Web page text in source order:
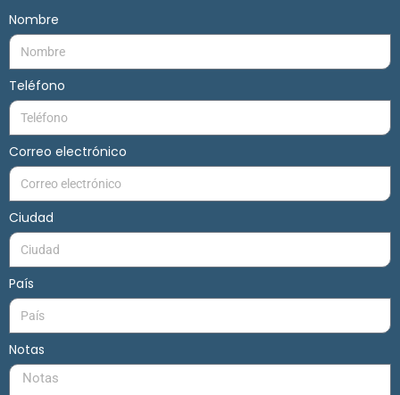
Nombre
Teléfono
Correo electrónico
Ciudad
País
Notas